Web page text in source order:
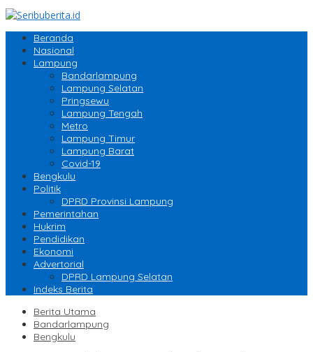
Beranda
Nasional
Lampung
Bandarlampung
Lampung Selatan
Pringsewu
Lampung Tengah
Metro
Lampung Timur
Lampung Barat
Covid-19
Bengkulu
Politik
DPRD Provinsi Lampung
Pemerintahan
Hukrim
Pendidikan
Ekonomi
Advertorial
DPRD Lampung Selatan
Indeks Berita
Berita Utama
Bandarlampung
Bengkulu